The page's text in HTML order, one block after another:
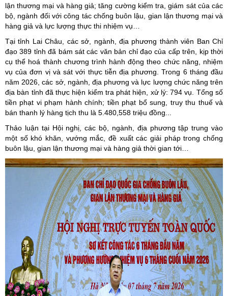
lận thương mại và hàng giả; tăng cường kiểm tra, giám sát của các
bộ, ngành đối với công tác chống buôn lậu, gian lận thương mại và
hàng giả và lực lượng thực thi nhiệm vụ…
Tại tỉnh Lai Châu, các sở, ngành, địa phương thành viên Ban Chỉ
đạo 389 tỉnh đã bám sát các văn bản chỉ đạo của cấp trên, kịp thời
cụ thể hoá thành chương trình hành động theo chức năng, nhiệm
vụ của đơn vị và sát với thực tiễn địa phương. Trong 6 tháng đầu
năm 2026, các sở, ngành, địa phương và lực lượng chức năng trên
địa bàn tỉnh đã thực hiện kiểm tra phát hiện, xử lý: 794 vụ. Tổng số
tiền phạt vi phạm hành chính; tiền phạt bổ sung, truy thu thuế và
bán thanh lý hàng tịch thu là 5.480,558 triệu đồng...
Thảo luận tại Hội nghị, các bộ, ngành, địa phương tập trung vào
một số khó khăn, vướng mắc, đề xuất các giải pháp trong chống
buôn lậu, gian lận thương mại và hàng giả thời gian tới…